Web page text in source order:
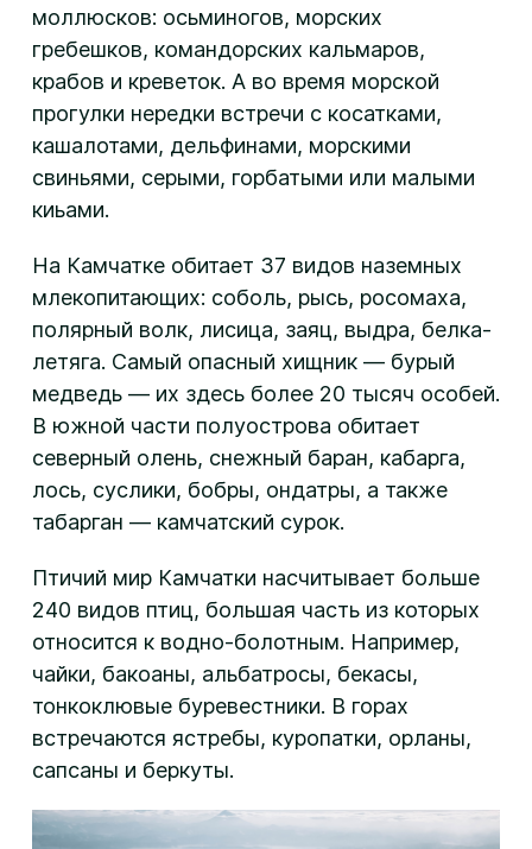
моллюсков: осьминогов, морских
гребешков, командорских кальмаров,
крабов и креветок. А во время морской
прогулки нередки встречи с косатками,
кашалотами, дельфинами, морскими
свиньями, серыми, горбатыми или малыми
киьами.
На Камчатке обитает 37 видов наземных
млекопитающих: соболь, рысь, росомаха,
полярный волк, лисица, заяц, выдра, белка-
летяга. Самый опасный хищник — бурый
медведь — их здесь более 20 тысяч особей.
В южной части полуострова обитает
северный олень, снежный баран, кабарга,
лось, суслики, бобры, ондатры, а также
табарган — камчатский сурок.
Птичий мир Камчатки насчитывает больше
240 видов птиц, большая часть из которых
относится к водно-болотным. Например,
чайки, бакоаны, альбатросы, бекасы,
тонкоклювые буревестники. В горах
встречаются ястребы, куропатки, орланы,
сапсаны и беркуты.